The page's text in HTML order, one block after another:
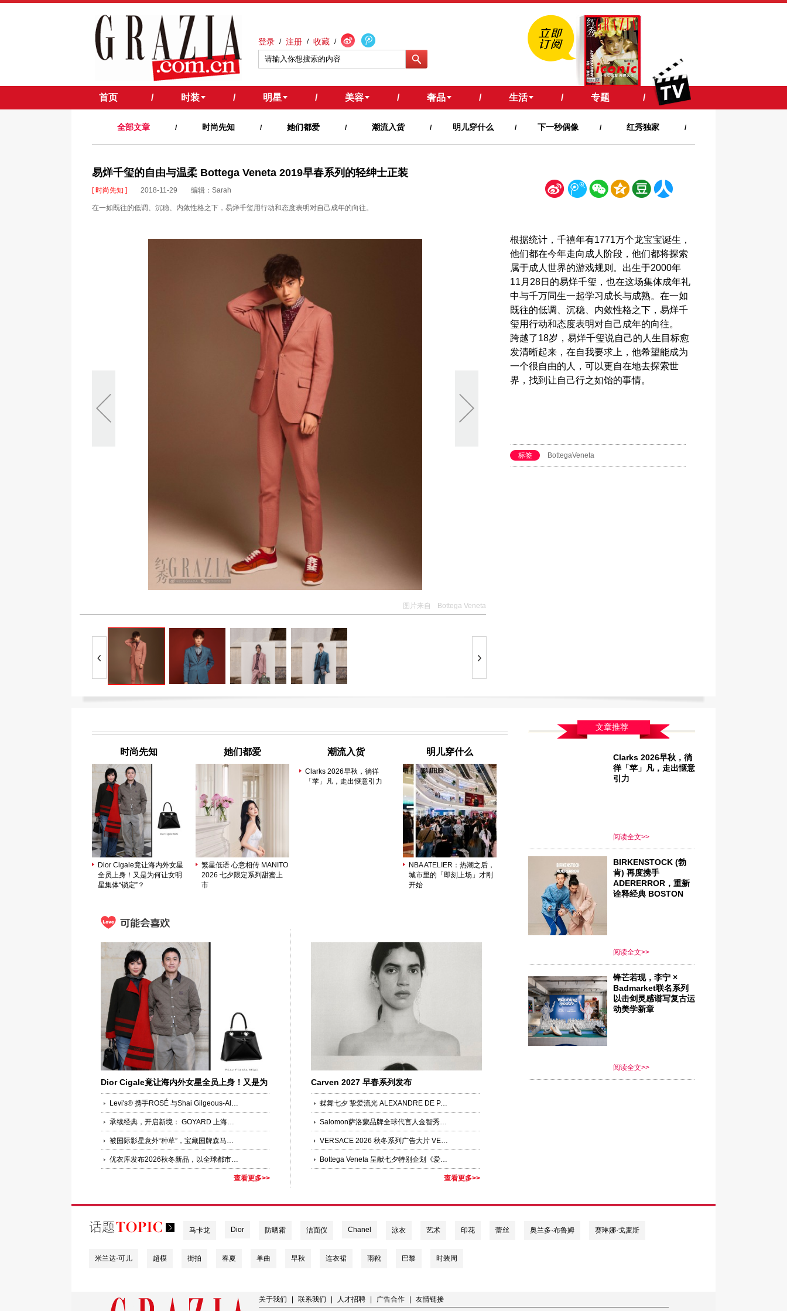
登录 / 注册 / 收藏 /
首页 / 时装 / 明星 / 美容 / 奢品 / 生活 / 专题 /
全部文章 / 时尚先知 / 她们都爱 / 潮流入货 / 明儿穿什么 / 下一秒偶像 / 红秀独家 /
易烊千玺的自由与温柔 Bottega Veneta 2019早春系列的轻绅士正装
[ 时尚先知 ] 2018-11-29 编辑：Sarah
在一如既往的低调、沉稳、内敛性格之下，易烊千玺用行动和态度表明对自己成年的向往。
新 腾 微 空 豆
图片来自 Bottega Veneta
根据统计，千禧年有1771万个龙宝宝诞生，
他们都在今年走向成人阶段，他们都将探索
属于成人世界的游戏规则。出生于2000年
11月28日的易烊千玺，也在这场集体成年礼
中与千万同生一起学习成长与成熟。在一如
既往的低调、沉稳、内敛性格之下，易烊千
玺用行动和态度表明对自己成年的向往。
跨越了18岁，易烊千玺说自己的人生目标愈
发清晰起来，在自我要求上，他希望能成为
一个很自由的人，可以更自在地去探索世
界，找到让自己行之如饴的事情。
标签 BottegaVeneta
时尚先知
Dior Cigale竟让海内外女星
全员上身！又是为何让女明
星集体“锁定”？
她们都爱
繁星低语 心意相传 MANITO
2026 七夕限定系列甜蜜上
市
潮流入货
Clarks 2026早秋，徜徉
「苹」凡，走出惬意引力
明儿穿什么
NBA ATELIER：热潮之后，
城市里的「即刻上场」才刚
开始
Dior Cigale竟让海内外女星全员上身！又是为
何让女明星集体“锁定”？
Levi's® 携手ROSÉ 与Shai Gilgeous-Alexander共同演绎品牌全新企划“Keep it Loose”
承续经典，开启新境： GOYARD 上海国金中心精品店焕新启幕
被国际影星意外“种草”，宝藏国牌森马在线圈粉，30城包场与粉丝双向奔赴
优衣库发布2026秋冬新品，以全球都市灵感诠释LifeWear进化聚焦功能科技、版型创新与多场景适配，回应当代都市人的新舒适实穿追求
查看更多>>
Carven 2027 早春系列发布
蝶舞七夕 挚爱流光 ALEXANDRE DE PARIS 臻选发饰礼赞七夕
Salomon萨洛蒙品牌全球代言人金智秀JISOO领衔演绎「多元之蓝」
VERSACE 2026 秋冬系列广告大片 VERSACE OBSESSED 第二篇章
Bottega Veneta 呈献七夕特别企划《爱意有迹》
查看更多>>
文章推荐
Clarks 2026早秋，徜
徉「苹」凡，走出惬意
引力
阅读全文>>
BIRKENSTOCK (勃
肯) 再度携手
ADERERROR，重新
诠释经典 BOSTON
阅读全文>>
锋芒若现，李宁 ×
Badmarket联名系列
以击剑灵感谱写复古运
动美学新章
阅读全文>>
马卡龙 Dior 防晒霜 洁面仪 Chanel 泳衣 艺术 印花 蕾丝 奥兰多·布鲁姆 赛琳娜·戈麦斯
米兰达·可儿 超模 街拍 春夏 单曲 早秋 连衣裙 雨靴 巴黎 时装周
关于我们 联系我们 人才招聘 广告合作 友情链接